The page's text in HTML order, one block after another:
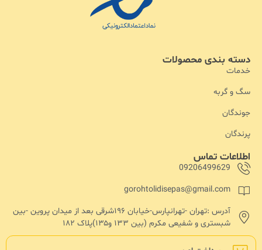
اطلاعات تماس
09206499629
gorohtolidisepas@gmail.com
آدرس :تهران -تهرانپارس-خیابان ۱۹۶شرقی بعد از میدان پروین -بین
شبستری و شفیعی مکرم (بین ۱۳۳ و۱۳۵)پلاک ۱۸۲
دسته بندی محصولات
خدمات
سگ و گربه
جوندگان
پرندگان